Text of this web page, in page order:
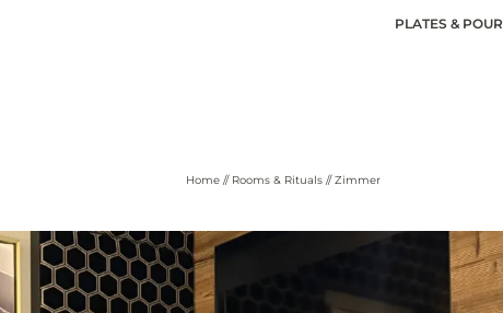
PLATES & POUR
Home // Rooms & Rituals //Zimmer